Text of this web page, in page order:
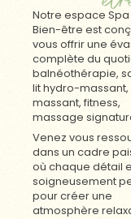
Notre espace
Bien-être est
vous offrir une
complète du
balnéothérapie,
lit hydro-
massant, fitness,
massage
Venez vous
dans un cadre
où chaque détail
soigneusement
pour créer une
atmosphère